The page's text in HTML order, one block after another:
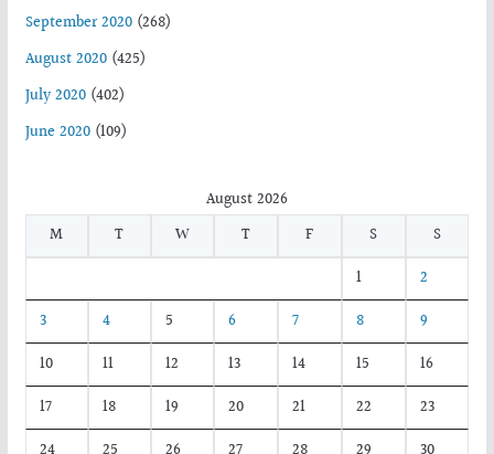
September 2020(268)
August 2020(425)
July 2020(402)
June 2020(109)
August 2026
M
T W T F S
S
1
2
3
4 5 6 7 8
9
10
11 12 13 14 15
16
17
18 19 20 21 22
23